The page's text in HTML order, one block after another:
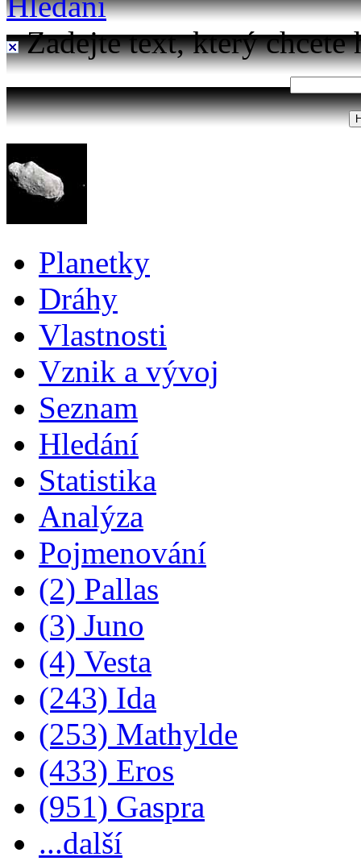
Zadejte text, který chcete
Planetky
Dráhy
Vlastnosti
Vznik a vývoj
Seznam
Hledání
Statistika
Analýza
Pojmenování
(2) Pallas
(3) Juno
(4) Vesta
(243) Ida
(253) Mathylde
(433) Eros
(951) Gaspra
...další